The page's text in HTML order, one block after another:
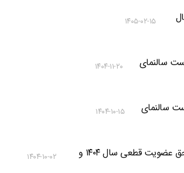
۱۴۰۵-۰۲-۱۵
سالنمای
۱۴۰۴-۱۱-۲۰
سالنمای
۱۴۰۴-۱۰-۱۵
درخواست پرداخت حق عضویت قطعی سال ۱۴۰۴ و
۱۴۰۴-۱۰-۰۲